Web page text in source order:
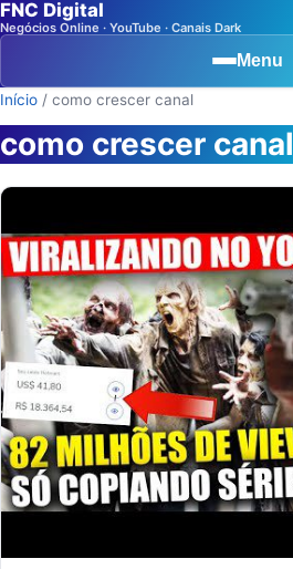
FNC Digital
Negócios Online · YouTube · Canais Dark
Menu
Início / como crescer canal
como crescer canal